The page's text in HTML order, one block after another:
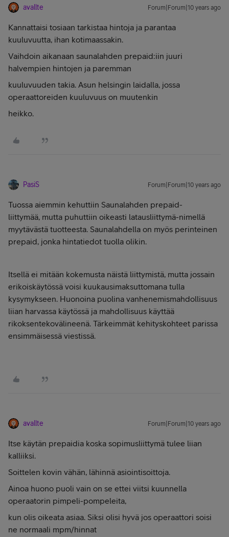
avallte Forum|Forum|10 years ago
Kannattaisi tosiaan tarkistaa hintoja ja parantaa
kuuluvuutta, ihan kotimaassakin.
Vaihdoin aikanaan saunalahden prepaid:iin juuri
halvempien hintojen ja paremman
kuuluvuuden takia. Asun helsingin laidalla, jossa
operaattoreiden kuuluvuus on muutenkin
heikko.
PasiS Forum|Forum|10 years ago
Tuossa aiemmin kehuttiin Saunalahden prepaid-
liittymää, mutta puhuttiin oikeasti latausliittymä-nimellä
myytävästä tuotteesta. Saunalahdella on myös perinteinen
prepaid, jonka hintatiedot tuolla olikin.
Itsellä ei mitään kokemusta näistä liittymistä, mutta jossain
erikoiskäytössä voisi kuukausimaksuttomana tulla
kysymykseen. Huonoina puolina vanhenemismahdollisuus
liian harvassa käytössä ja mahdollisuus käyttää
rikoksentekovälineenä. Tärkeimmät kehityskohteet parissa
ensimmäisessä viestissä.
avallte Forum|Forum|10 years ago
Itse käytän prepaidia koska sopimusliittymä tulee liian
kalliiksi.
Soittelen kovin vähän, lähinnä asiointisoittoja.
Ainoa huono puoli vain on se ettei viitsi kuunnella
operaatorin pimpeli-pompeleita,
kun olis oikeata asiaa. Siksi olisi hyvä jos operaattori soisi
ne normaali mpm/hinnat